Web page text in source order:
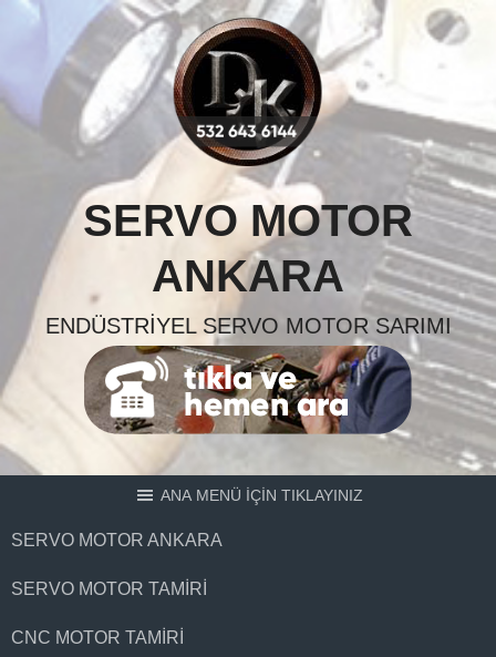
Skip
content
SERVO MOTOR
ANKARA
ENDÜSTRIYEL SERVO MOTOR SARIMI
ANA MENÜ İÇİN TIKLAYINIZ
SERVO MOTOR ANKARA
SERVO MOTOR TAMIRI
CNC MOTOR TAMIRI